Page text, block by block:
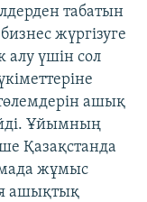
табатын
жүргізуге
алу үшін сол
ашық
Ұйымның
Қазақстанда
жұмыс
ашықтық